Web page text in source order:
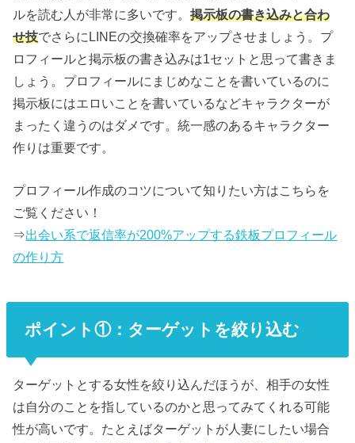
ルを読む人が非常に多いです。掲示板の書き込みと合わ
せ技でさらにLINEの交換確率をアップさせましょう。プ
ロフィールと掲示板の書き込みは1セットと思って書きま
しょう。プロフィールにまじめなことを書いているのに
掲示板にはエロいことを書いているなどキャラクターが
まったく違うのはダメです。統一感のあるキャラクター
作りは重要です。
プロフィール作成のコツについて知りたい方はこちらを
ご覧ください！
⇒出会い系で返信率が200%アップする鉄板プロフィール
の作り方
ポイント①：ターゲットを絞り込む
ターゲットとする女性を絞り込んだほうが、相手の女性
は自分のことを指しているのかと思ってみてくれる可能
性が高いです。たとえばターゲットが人妻にしたい場合